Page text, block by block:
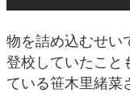
物を詰め込むせい
登校していたこと
ている笹木里緒菜